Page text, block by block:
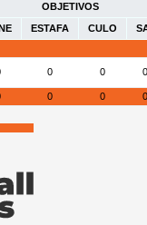
OBJETIVOS
ESTAFA CULO
0 0 0
0 0 0